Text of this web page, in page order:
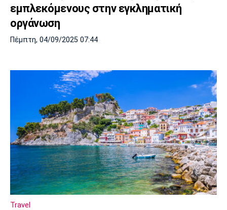
εμπλεκόμενους στην εγκληματική
οργάνωση
Πέμπτη, 04/09/2025 07:44
Travel